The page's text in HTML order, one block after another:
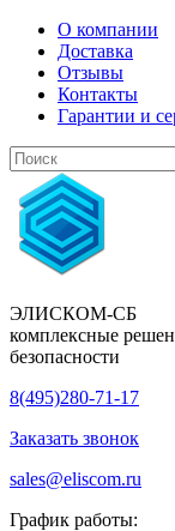
О компании
Доставка
Отзывы
Контакты
Гарантии и
ЭЛИСКОМ-СБ
комплексные
безопасности
8(495)280-71-17
Заказать звонок
sales@eliscom.ru
График работы: